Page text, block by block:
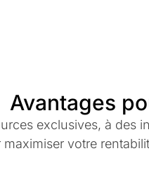
Avantages
exclusives, à des
votre